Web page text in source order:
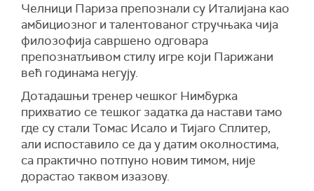
Челници Париза препознали су Италијана као
амбициозног и талентованог стручњака чија
филозофија савршено одговара
препознатљивом стилу игре који Парижани
већ годинама негују.
Дотадашњи тренер чешког Нимбурка
прихватио се тешког задатка да настави тамо
где су стали Томас Исало и Тијаго Сплитер,
али испоставило се да у датим околностима,
са практично потпуно новим тимом, није
дорастао таквом изазову.